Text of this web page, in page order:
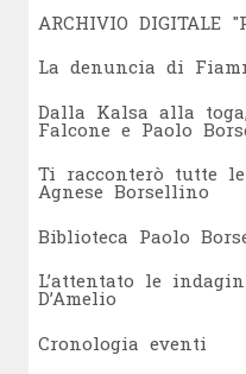
ARCHIVIO DIGITALE
La denuncia di
Dalla Kalsa alla
Falcone e Paolo
Ti racconterò tutte
Agnese Borsellino
Biblioteca Paolo
L’attentato le
D’Amelio
Cronologia eventi